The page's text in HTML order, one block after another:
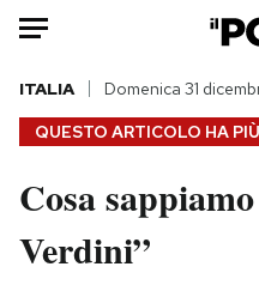
HOME
Italia
Politica
QUESTO ARTICOLO HA
ITALIA Domenica 31
Cosa
Verdini”